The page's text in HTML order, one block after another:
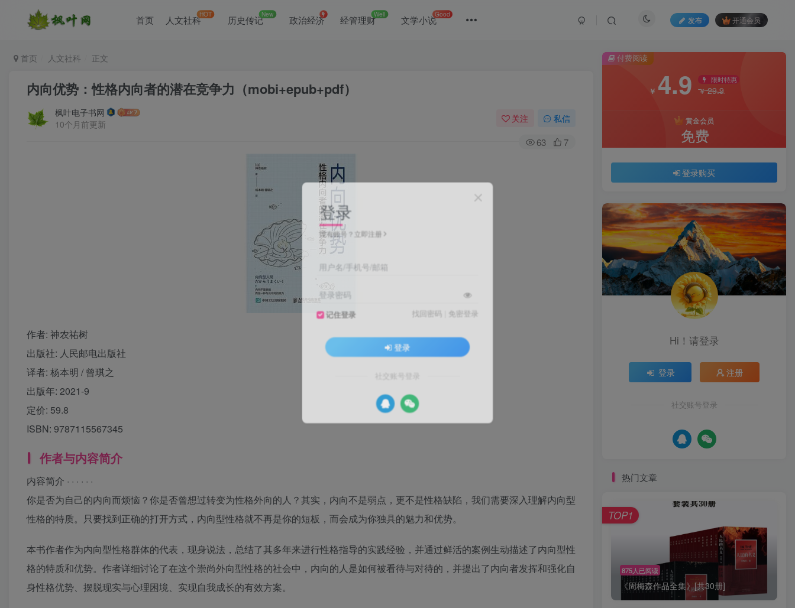
首页 人文社科HOT 历史传记New 政治经济 经管理财Well 文学小说Good
发布 开通会员
首页 人文社科 正文
内向优势：性格内向者的潜在竞争力（mobi+epub+pdf）
枫叶电子书网
10个月前更新
关注 私信
63 7
作者: 神农祐树
出版社: 人民邮电出版社
译者: 杨本明 / 曾琪之
出版年: 2021-9
定价: 59.8
ISBN: 9787115567345
作者与内容简介
内容简介 · · · · · ·
你是否为自己的内向而烦恼？你是否曾想过转变为性格外向的人？其实，内向不是弱点，更不是性格缺陷，我们需要深入理解内向型
性格的特质。只要找到正确的打开方式，内向型性格就不再是你的短板，而会成为你独具的魅力和优势。
本书作者作为内向型性格群体的代表，现身说法，总结了其多年来进行性格指导的实践经验，并通过鲜活的案例生动描述了内向型性
格的特质和优势。作者详细讨论了在这个崇尚外向型性格的社会中，内向的人是如何被看待与对待的，并提出了内向者发挥和强化自
身性格优势、摆脱现实与心理困境、实现自我成长的有效方案。
付费阅读
￥ 4.9 限时特惠
￥29.9
黄金会员
免费
登录购买
Hi！请登录
登录 注册
社交账号登录
热门文章
875人已阅读
《周梅森作品全集》[共30册]
TOP1
登录
没有账号？立即注册
用户名/手机号/邮箱
登录密码
记住登录 找回密码 |免密登录
登录